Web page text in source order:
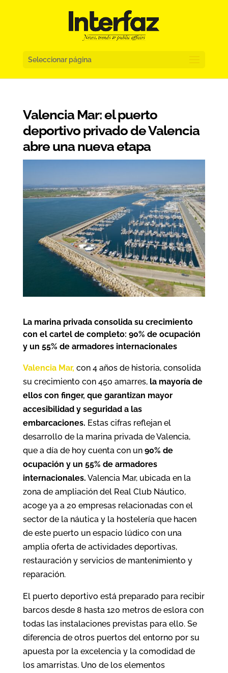
Seleccionar página
Valencia Mar: el puerto
deportivo privado de Valencia
abre una nueva etapa
La marina privada consolida su crecimiento
con el cartel de completo: 90% de ocupación
y un 55% de armadores internacionales
Valencia Mar, con 4 años de historia, consolida
su crecimiento con 450 amarres, la mayoría de
ellos con finger, que garantizan mayor
accesibilidad y seguridad a las
embarcaciones. Estas cifras reflejan el
desarrollo de la marina privada de Valencia,
que a día de hoy cuenta con un90% de
ocupación y un 55% de armadores
internacionales. Valencia Mar, ubicada en la
zona de ampliación del Real Club Náutico,
acoge ya a 20 empresas relacionadas con el
sector de la náutica y la hostelería que hacen
de este puerto un espacio lúdico con una
amplia oferta de actividades deportivas,
restauración y servicios de mantenimiento y
reparación.
El puerto deportivo está preparado para recibir
barcos desde 8 hasta 120 metros de eslora con
todas las instalaciones previstas para ello. Se
diferencia de otros puertos del entorno por su
apuesta por la excelencia y la comodidad de
los amarristas. Uno de los elementos